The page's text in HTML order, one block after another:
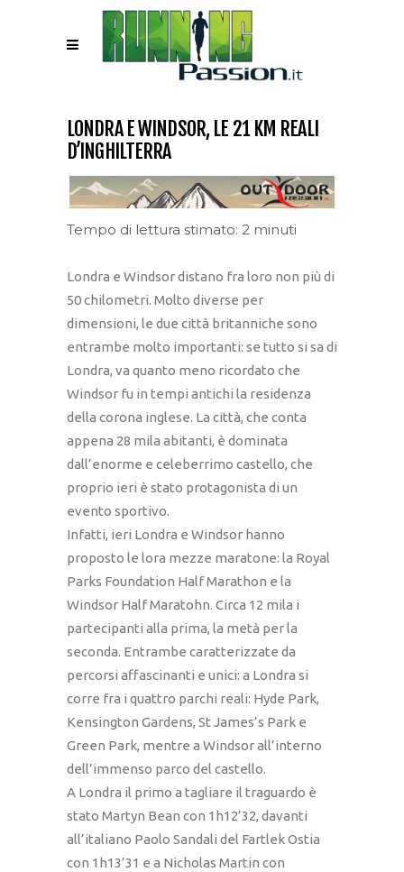
LONDRA E WINDSOR, LE 21 KM REALI
D’INGHILTERRA
Tempo di lettura stimato: 2 minuti
Londra e Windsor distano fra loro non più di
50 chilometri. Molto diverse per
dimensioni, le due città britanniche sono
entrambe molto importanti: se tutto si sa di
Londra, va quanto meno ricordato che
Windsor fu in tempi antichi la residenza
della corona inglese. La città, che conta
appena 28 mila abitanti, è dominata
dall’enorme e celeberrimo castello, che
proprio ieri è stato protagonista di un
evento sportivo.
Infatti, ieri Londra e Windsor hanno
proposto le lora mezze maratone: la Royal
Parks Foundation Half Marathon e la
Windsor Half Maratohn. Circa 12 mila i
partecipanti alla prima, la metà per la
seconda. Entrambe caratterizzate da
percorsi affascinanti e unici: a Londra si
corre fra i quattro parchi reali: Hyde Park,
Kensington Gardens, St James’s Park e
Green Park, mentre a Windsor all’interno
dell’immenso parco del castello.
A Londra il primo a tagliare il traguardo è
stato Martyn Bean con 1h12’32, davanti
all’italiano Paolo Sandali del Fartlek Ostia
con 1h13’31 e a Nicholas Martin con